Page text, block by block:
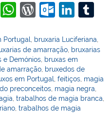
Pi W
at
s
A
p
p
W
d
Pr
e
ss
O
lo
o
k.
c
o
Li
k
e
dI
n
m
bl
r
Portugal bruxaria Luciferiana
de amarração bruxarias
e Demónios bruxas em
amarração bruxedos de
em Portugal ,feitiços magia
preconceitos magia negra
,trabalhos de magia branca
,trabalhos de magia